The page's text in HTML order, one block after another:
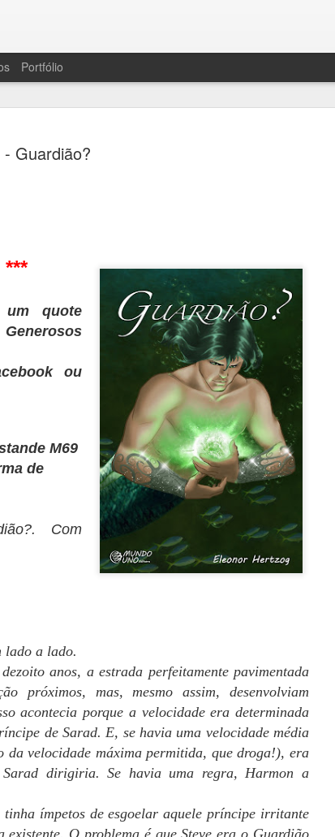
Guardião?
quote
ou
M69
de
Com
lado a lado.
anos, a estrada perfeitamente pavimentada
próximos, mas, mesmo assim, desenvolviam
acontecia porque a velocidade era determinada
de Sarad. E, se havia uma velocidade média
velocidade máxima permitida, que droga!), era
Sarad dirigiria. Se havia uma regra, Harmon a
tinha ímpetos de esgoelar aquele príncipe irritante
O problema é que Steve era o Guardião
Portfólio
A "ressaca pós-livro" foi grande dessa vez, provavelmente
e personagens que há na série, por outro lado são muito
de evitar.
juntaram-se algumas intercorrências de saúde,
por outro gripão miserável e, umas semanas depois,
de crise de ciático que continua incomodando um
ainda. Sem cérebro (gripe) ou com dor (ciático) não dá pra
nada decente.
MAY
25
PRESENTE NÚMERO
17
Oi, gente. O livro fica pronto nesta
estiver disponível!
MAY
18
PRESENTE
16
Oi, pessoal. Vocês não foram
insônia tem me perseguido
nessas duas últimas